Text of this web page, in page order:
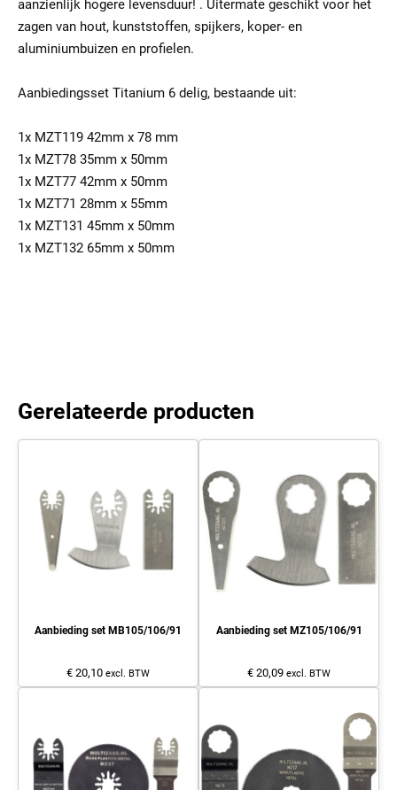
aanzienlijk hogere levensduur! . Uitermate geschikt voor het
zagen van hout, kunststoffen, spijkers, koper- en
aluminiumbuizen en profielen.
Aanbiedingsset Titanium 6 delig, bestaande uit:
1x MZT119 42mm x 78 mm
1x MZT78 35mm x 50mm
1x MZT77 42mm x 50mm
1x MZT71 28mm x 55mm
1x MZT131 45mm x 50mm
1x MZT132 65mm x 50mm
Gerelateerde producten
Aanbieding set MB105/106/91
€ 20,10 excl. BTW
Aanbieding set MZ105/106/91
€ 20,09 excl. BTW